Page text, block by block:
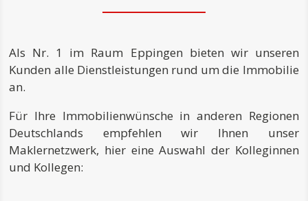
Als Nr. 1 im Raum Eppingen bieten wir unseren
Kunden alle Dienstleistungen rund um die Immobilie
an.
Für Ihre Immobilienwünsche in anderen Regionen
Deutschlands empfehlen wir Ihnen unser
Maklernetzwerk, hier eine Auswahl der Kolleginnen
und Kollegen: